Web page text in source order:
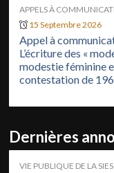
APPELS À
15 Septembre 2026
Appel à
L’écriture des «
modestie féminine
contestation de
Dernières
VIE PUBLIQUE DE LA SIES